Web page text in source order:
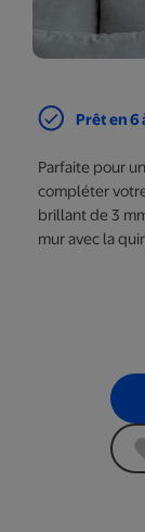
Prêt en 6
Parfaite pour
compléter
brillant de 3
mur avec la